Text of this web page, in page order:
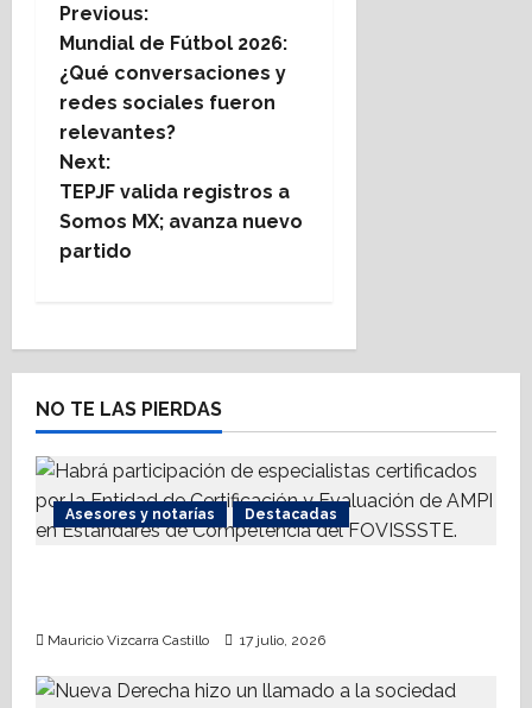
P
o
s
t
n
a
i
g
a
t
Previous:
Mundial de Fútbol 2026:
¿Qué conversaciones y
redes sociales fueron
relevantes?
Next:
TEPJF valida registros a
Somos MX; avanza nuevo
partido
NO TE LAS PIERDAS
Asesores y notarías Destacadas
Mauricio Vizcarra Castillo 17 julio, 2026